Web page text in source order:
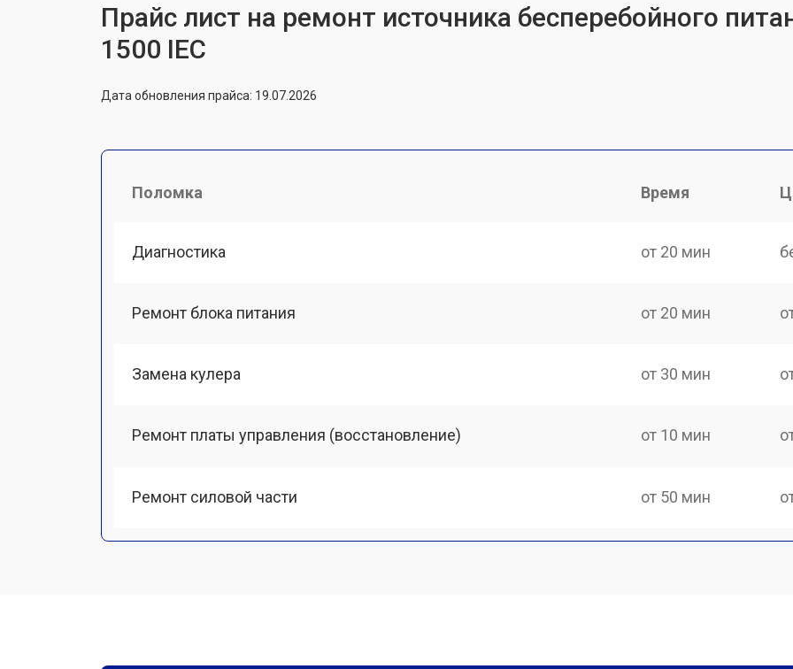
Прайс лист на ремонт источника бесперебойного
1500 IEC
Дата обновления прайса: 19.07.2026
Поломка Время
Диагностика от 20 мин
Ремонт блока питания от 20 мин
Замена кулера от 30 мин
Ремонт платы управления (восстановление) от 10 мин
Ремонт силовой части от 50 мин